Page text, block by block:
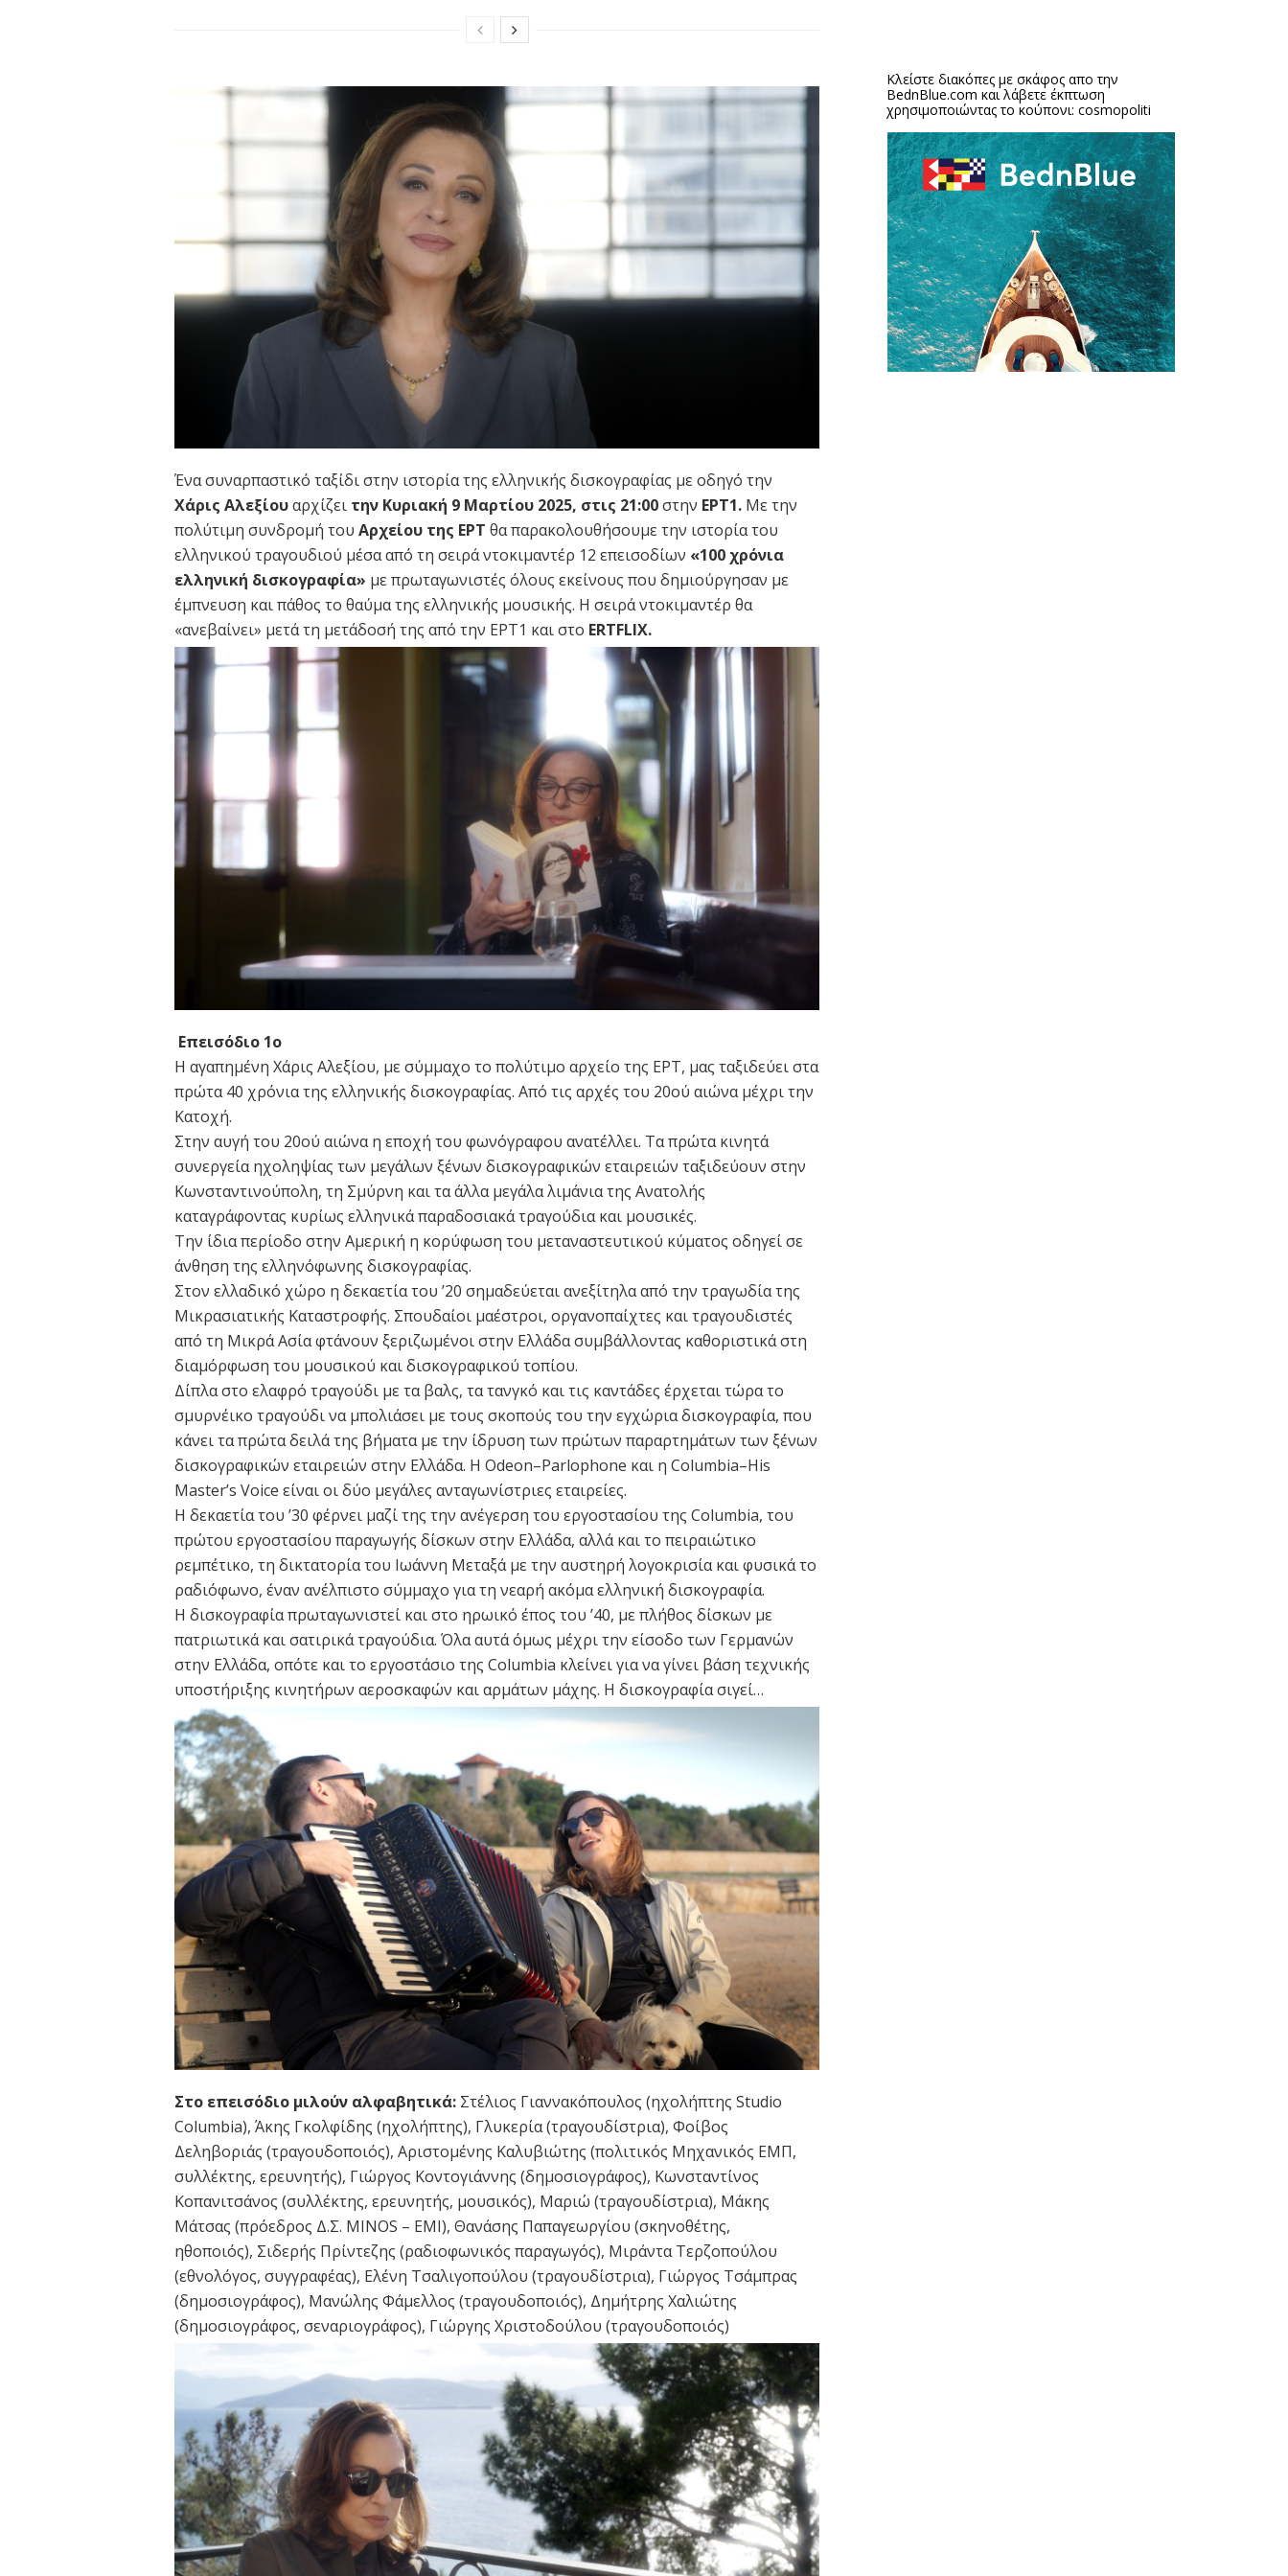
Ένα συναρπαστικό ταξίδι στην ιστορία της ελληνικής δισκογραφίας με οδηγό την
Χάρις Αλεξίουαρχίζει την Κυριακή 9 Μαρτίου 2025, στις 21:00στην ΕΡΤ1. Με την
πολύτιμη συνδρομή του Αρχείου της ΕΡΤ θα παρακολουθήσουμε την ιστορία του
ελληνικού τραγουδιού μέσα από τη σειρά ντοκιμαντέρ 12 επεισοδίων «100 χρόνια
ελληνική δισκογραφία» με πρωταγωνιστές όλους εκείνους που δημιούργησαν με
έμπνευση και πάθος το θαύμα της ελληνικής μουσικής. Η σειρά ντοκιμαντέρ θα
«ανεβαίνει» μετά τη μετάδοσή της από την ΕΡΤ1 και στο ERTFLIX.
Επεισόδιο 1ο
Η αγαπημένη Χάρις Αλεξίου, με σύμμαχο το πολύτιμο αρχείο της ΕΡΤ, μας ταξιδεύει στα
πρώτα 40 χρόνια της ελληνικής δισκογραφίας. Από τις αρχές του 20ού αιώνα μέχρι την
Κατοχή.
Στην αυγή του 20ού αιώνα η εποχή του φωνόγραφου ανατέλλει. Τα πρώτα κινητά
συνεργεία ηχοληψίας των μεγάλων ξένων δισκογραφικών εταιρειών ταξιδεύουν στην
Κωνσταντινούπολη, τη Σμύρνη και τα άλλα μεγάλα λιμάνια της Ανατολής
καταγράφοντας κυρίως ελληνικά παραδοσιακά τραγούδια και μουσικές.
Την ίδια περίοδο στην Αμερική η κορύφωση του μεταναστευτικού κύματος οδηγεί σε
άνθηση της ελληνόφωνης δισκογραφίας.
Στον ελλαδικό χώρο η δεκαετία του ’20 σημαδεύεται ανεξίτηλα από την τραγωδία της
Μικρασιατικής Καταστροφής. Σπουδαίοι μαέστροι, οργανοπαίχτες και τραγουδιστές
από τη Μικρά Ασία φτάνουν ξεριζωμένοι στην Ελλάδα συμβάλλοντας καθοριστικά στη
διαμόρφωση του μουσικού και δισκογραφικού τοπίου.
Δίπλα στο ελαφρό τραγούδι με τα βαλς, τα τανγκό και τις καντάδες έρχεται τώρα το
σμυρνέικο τραγούδι να μπολιάσει με τους σκοπούς του την εγχώρια δισκογραφία, που
κάνει τα πρώτα δειλά της βήματα με την ίδρυση των πρώτων παραρτημάτων των ξένων
δισκογραφικών εταιρειών στην Ελλάδα. Η Odeon–Parlophone και η Columbia–His
Master’s Voice είναι οι δύο μεγάλες ανταγωνίστριες εταιρείες.
Η δεκαετία του ’30 φέρνει μαζί της την ανέγερση του εργοστασίου της Columbia, του
πρώτου εργοστασίου παραγωγής δίσκων στην Ελλάδα, αλλά και το πειραιώτικο
ρεμπέτικο, τη δικτατορία του Ιωάννη Μεταξά με την αυστηρή λογοκρισία και φυσικά το
ραδιόφωνο, έναν ανέλπιστο σύμμαχο για τη νεαρή ακόμα ελληνική δισκογραφία.
Η δισκογραφία πρωταγωνιστεί και στο ηρωικό έπος του ’40, με πλήθος δίσκων με
πατριωτικά και σατιρικά τραγούδια. Όλα αυτά όμως μέχρι την είσοδο των Γερμανών
στην Ελλάδα, οπότε και το εργοστάσιο της Columbia κλείνει για να γίνει βάση τεχνικής
υποστήριξης κινητήρων αεροσκαφών και αρμάτων μάχης. Η δισκογραφία σιγεί…
Στο επεισόδιο μιλούν αλφαβητικά: Στέλιος Γιαννακόπουλος (ηχολήπτης Studio
Columbia), Άκης Γκολφίδης (ηχολήπτης), Γλυκερία (τραγουδίστρια), Φοίβος
Δεληβοριάς (τραγουδοποιός), Αριστομένης Καλυβιώτης (πολιτικός Μηχανικός ΕΜΠ,
συλλέκτης, ερευνητής), Γιώργος Κοντογιάννης (δημοσιογράφος), Κωνσταντίνος
Κοπανιτσάνος (συλλέκτης, ερευνητής, μουσικός), Μαριώ (τραγουδίστρια), Μάκης
Μάτσας (πρόεδρος Δ.Σ. MINOS – EMI), Θανάσης Παπαγεωργίου (σκηνοθέτης,
ηθοποιός), Σιδερής Πρίντεζης (ραδιοφωνικός παραγωγός), Μιράντα Τερζοπούλου
(εθνολόγος, συγγραφέας), Ελένη Τσαλιγοπούλου (τραγουδίστρια), Γιώργος Τσάμπρας
(δημοσιογράφος), Μανώλης Φάμελλος (τραγουδοποιός), Δημήτρης Χαλιώτης
(δημοσιογράφος, σεναριογράφος), Γιώργης Χριστοδούλου (τραγουδοποιός)
Κλείστε διακόπες με σκάφος απο την
BednBlue.com και λάβετε έκπτωση
χρησιμοποιώντας το κούπονι: cosmopoliti